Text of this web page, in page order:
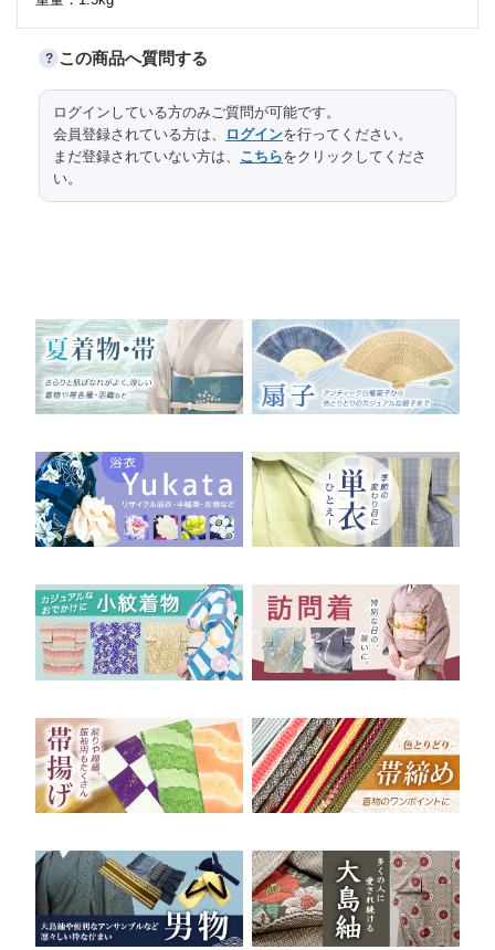
サイズ 口径 高台径 高さ 縦
全体 176 36.5
本紙
? この商品へ質問する
ログインしている方のみご質問が可能です。
会員登録されている方は、
ログインを行ってください。
まだ登録されていない方は、 こちらをクリックしてくださ
い。